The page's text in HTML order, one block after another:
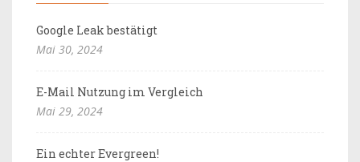
Google Leak bestätigt
Mai 30, 2024
E-Mail Nutzung im Vergleich
Mai 29, 2024
Ein echter Evergreen!